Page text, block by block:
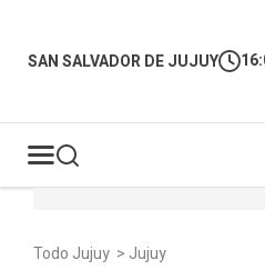
SAN SALVADOR DE JUJUY
Todo Jujuy > Jujuy